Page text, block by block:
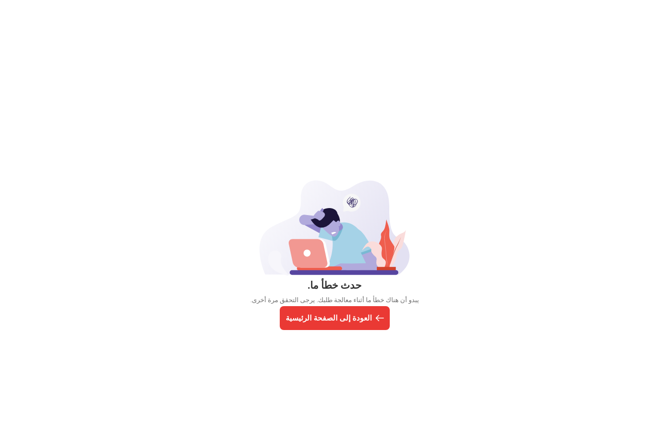
حدث خطأ ما.
يبدو أن هناك خطأ ما أثناء معالجة طلبك. يرجى التحقق مرة أخرى.
العودة إلى الصفحة الرئيسية